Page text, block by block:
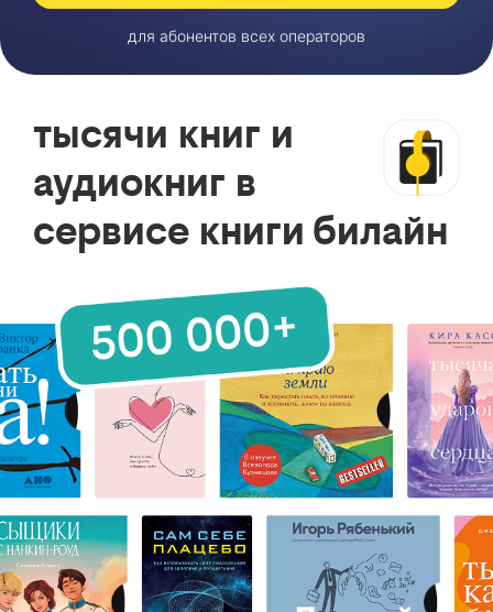
для абонентов всех операторов
тысячи книг и
аудиокниг в
сервисе книги билайн